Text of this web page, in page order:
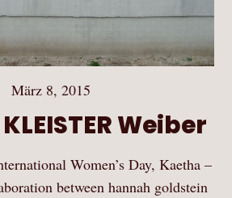
März 8, 2015
Weiber
Women’s Day, Kaetha –
between hannah goldstein